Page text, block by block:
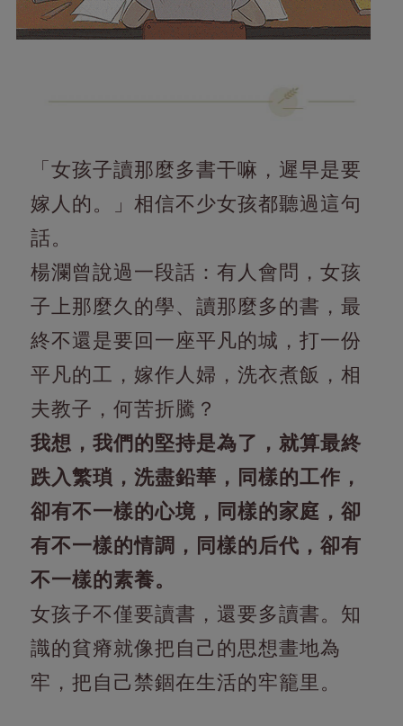
「女孩子讀那麼多書干嘛，遲早是要
嫁人的。」相信不少女孩都聽過這句
話。
楊瀾曾說過一段話：有人會問，女孩
子上那麼久的學、讀那麼多的書，最
終不還是要回一座平凡的城，打一份
平凡的工，嫁作人婦，洗衣煮飯，相
夫教子，何苦折騰？
我想，我們的堅持是為了，就算最終
跌入繁瑣，洗盡鉛華，同樣的工作，
卻有不一樣的心境，同樣的家庭，卻
有不一樣的情調，同樣的后代，卻有
不一樣的素養。
女孩子不僅要讀書，還要多讀書。知
識的貧瘠就像把自己的思想畫地為
牢，把自己禁錮在生活的牢籠里。